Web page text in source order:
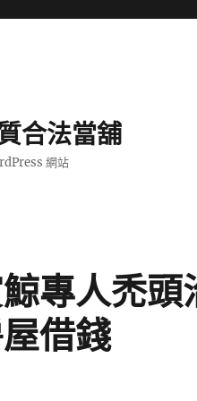
合法當舖
網站
專人禿
借錢